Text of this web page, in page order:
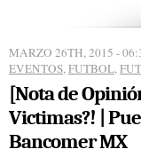
MARZO 26TH, 2015 -
EVENTOS,FUTBOL,
[Nota de
Victimas?! |
Bancomer MX